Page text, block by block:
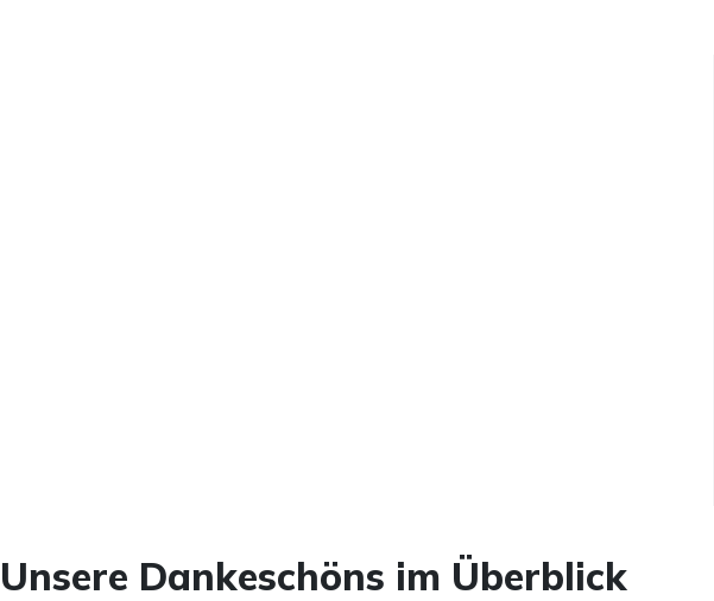
Unsere Dankeschöns im Überblick